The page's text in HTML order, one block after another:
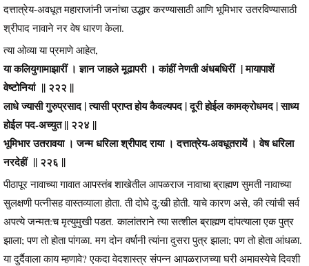
दत्तात्रेय-अवधूत महाराजांनी जनांचा उद्धार करण्यासाठी आणि भूमिभार उतरविण्यासाठी
श्रीपाद नावाने नर वेष धारण केला.
त्या ओव्या या प्रमाणे आहेत,
या कलियुगामाझारीं । ज्ञान जाहले मूढापरी । कांहीं नेणती अंधबधिरीं | मायापाशें
वेष्टोनियां || २२२ ||
लाधे ज्यासी गुरुप्रसाद | त्यासी प्राप्त होय कैवल्यपद | दूरी होईल कामक्रोधमद | साध्य
होईल पद-अच्युत || २२४ ||
भूमिभार उतरावया । जन्म धरिला श्रीपाद राया । दत्तात्रेय-अवधूतरायें । वेष धरिला
नरदेहीं || २२६ ||
पीठापूर नावाच्या गावात आपस्तंब शाखेतील आपळराज नावाचा ब्राह्मण सुमती नावाच्या
सुलक्षणी पत्नीसह वास्तव्याला होता. ती दोघे दु:खी होती. याचे कारण असे, की त्यांची सर्व
अपत्ये जन्मत:च मृत्युमुखी पडत. कालांतराने त्या सत्शील ब्राह्मण दांपत्याला एक पुत्र
झाला; पण तो होता पांगळा. मग दोन वर्षानी त्यांना दुसरा पुत्र झाला; पण तो होता आंधळा.
या दुर्दैवाला काय म्हणावे? एकदा वेदशास्त्र संपन्न आपळराजच्या घरी अमावस्येचे दिवशी